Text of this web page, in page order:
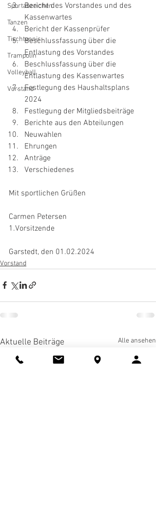
Sportabzeichen
Tanzen
Tischtennis
Trampolin
Volleyball
Vorstand
Bericht des Vorstandes und des
Kassenwartes
Bericht der Kassenprüfer
Beschlussfassung über die
Entlastung des Vorstandes
Beschlussfassung über die
Entlastung des Kassenwartes
Festlegung des Haushaltsplans
2024
Festlegung der Mitgliedsbeiträge
Berichte aus den Abteilungen
Neuwahlen
Ehrungen
Anträge
Verschiedenes
Mit sportlichen Grüßen
Carmen Petersen
1.Vorsitzende
Garstedt, den 01.02.2024
Vorstand
Aktuelle Beiträge Alle ansehen